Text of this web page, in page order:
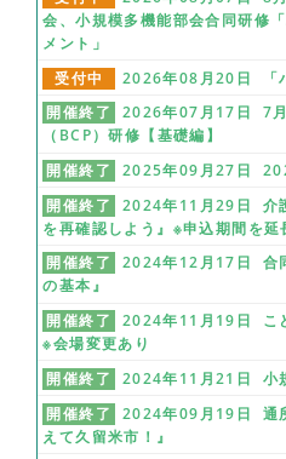
会、小規模多機能部会合同研修
メント」
受付中
2026年08月20日 「
開催終了
2026年07月17日 7
（BCP）研修【基礎編】
開催終了
2025年09月27日
開催終了
2024年11月29日 介
を再確認しよう』※申込期間を延
開催終了
2024年12月17日 合
の基本』
開催終了
2024年11月19日 こ
※会場変更あり
開催終了
2024年11月21日 小
開催終了
2024年09月19日 通
えて久留米市！』